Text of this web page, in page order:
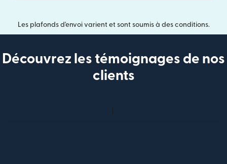
Les plafonds d'envoi varient et sont soumis à des conditions.
Découvrez les témoignages de nos
clients